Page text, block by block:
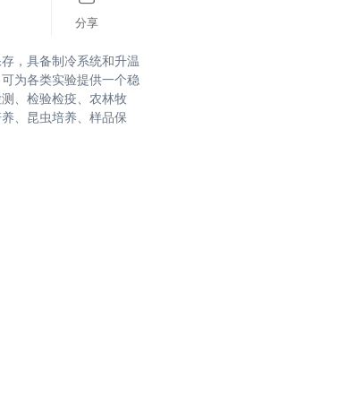
分享
，具备制冷系统和升温
为各类实验提供一个稳
、检验检疫、农林牧
、昆虫培养、样品保